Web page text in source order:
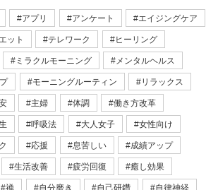
アプリ アンケート エイジングケア
ット テレワーク ヒーリング
ミラクルモーニング メンタルヘルス
モーニングルーティン リラックス
主婦 体調 働き方改革
呼吸法 大人女子 女性向け
応援 息苦しい 成績アップ
生活改善 疲労回復 癒し効果
禅 自分磨き 自己研鑽 自律神経